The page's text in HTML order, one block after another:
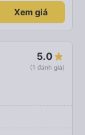
mình, mình hỗ
bạn nữ lễ tân xinh
(một mình) yêu
Xem giá
5.0
(1 đánh giá)